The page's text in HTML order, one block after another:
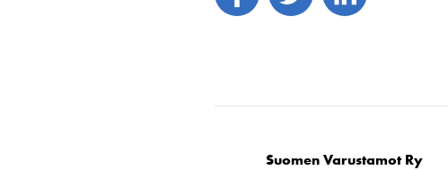
Suomen Varustamot Ry